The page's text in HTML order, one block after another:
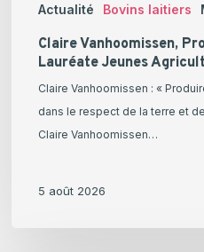
Actualité Bovins laitiers
Claire Vanhoomissen,
Lauréate Jeunes
Claire Vanhoomissen : «
dans le respect de la terre et
Claire Vanhoomissen…
5 août 2026